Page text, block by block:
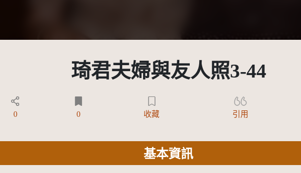
琦君夫婦與友人照3-44
0 0 收藏 引用
基本資訊